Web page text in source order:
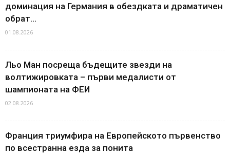
доминация на Германия в обездката и драматичен
обрат...
01.08.2026
Льо Ман посреща бъдещите звезди на
волтижировката – първи медалисти от
шампионата на ФЕИ
02.08.2026
Франция триумфира на Европейското първенство
по всестранна езда за понита